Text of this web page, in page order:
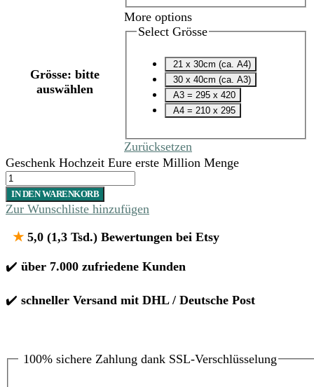
Grösse: bitte
auswählen
More options
Select Grösse
21 x 30cm (ca. A4)
30 x 40cm (ca. A3)
A3 = 295 x 420
A4 = 210 x 295
Zurücksetzen
Geschenk Hochzeit Eure erste Million Menge
IN DEN WARENKORB
Zur Wunschliste hinzufügen
★ 5,0 (1,3 Tsd.) Bewertungen bei Etsy
✔️ über 7.000 zufriedene Kunden
✔️ schneller Versand mit DHL / Deutsche Post
100% sichere Zahlung dank SSL-Verschlüsselung